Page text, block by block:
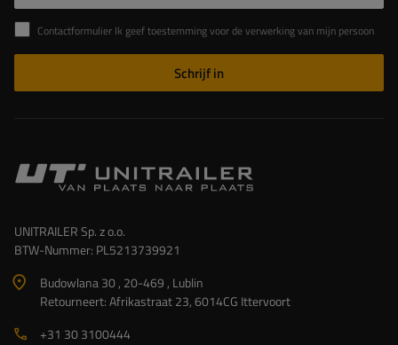
Contactformulier Ik geef toestemming voor de verwerking van mijn persoonlijke gegevens in het contactformulier in overeenstemming met de Verordening van het Europees Parlement en de Raad (EU)
Schrijf in
UNITRAILER Sp. z o.o.
BTW-Nummer: PL5213739921
Budowlana 30 , 20-469 , Lublin
Retourneert: Afrikastraat 23, 6014CG Ittervoort
+31 30 3100444